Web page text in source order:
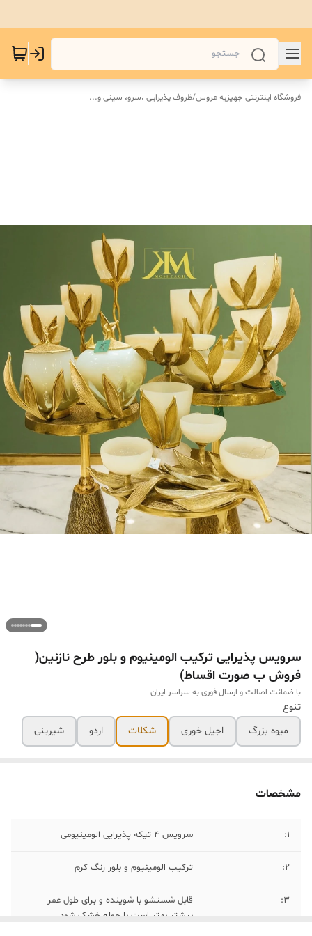
فروشگاه اینترنتی جهیزیه عروس/ظروف پذیرایی ،سرو، سینی و‌...
سرویس پذیرایی ترکیب الومینیوم و بلور طرح نازنین(
فروش ب صورت اقساط)
با ضمانت اصالت و ارسال فوری به سراسر ایران
تنوع
میوه بزرگ
اجیل خوری شکلات اردو شیرینی
مشخصات
۱: سرویس ۴ تیکه پذیرایی الومینیومی
۲: ترکیب الومینیوم و بلور رنگ کرم
۳:
قابل شستشو با شوینده و برای طول عمر
بیشتر بهتر است با حوله خشک شود